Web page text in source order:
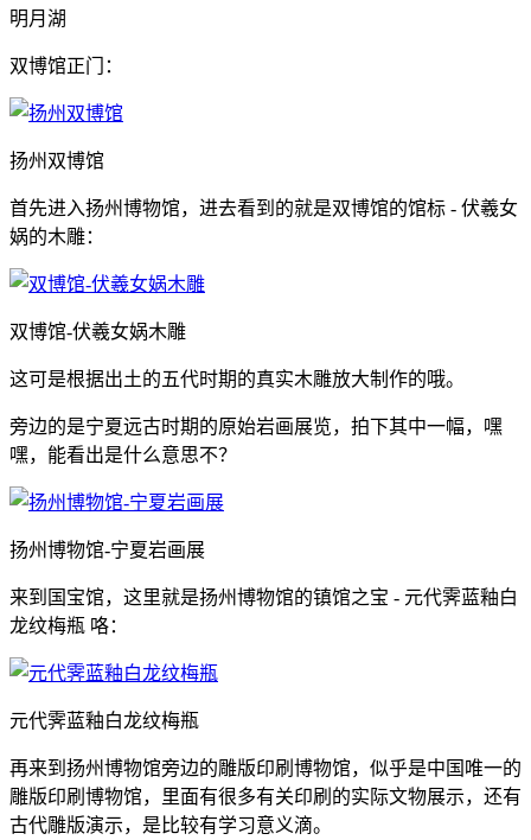
明月湖
双博馆正门：
扬州双博馆
首先进入扬州博物馆，进去看到的就是双博馆的馆标 - 伏羲女
娲的木雕：
双博馆-伏羲女娲木雕
这可是根据出土的五代时期的真实木雕放大制作的哦。
旁边的是宁夏远古时期的原始岩画展览，拍下其中一幅，嘿
嘿，能看出是什么意思不？
扬州博物馆-宁夏岩画展
来到国宝馆，这里就是扬州博物馆的镇馆之宝 - 元代霁蓝釉白
龙纹梅瓶 咯：
元代霁蓝釉白龙纹梅瓶
再来到扬州博物馆旁边的雕版印刷博物馆，似乎是中国唯一的
雕版印刷博物馆，里面有很多有关印刷的实际文物展示，还有
古代雕版演示，是比较有学习意义滴。